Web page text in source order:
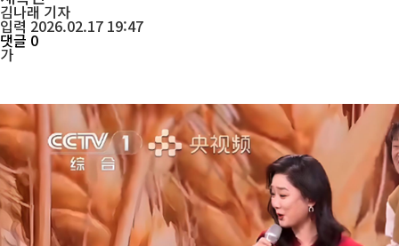
김나래기자
입력 2026.02.17 19:47
댓글 0
가